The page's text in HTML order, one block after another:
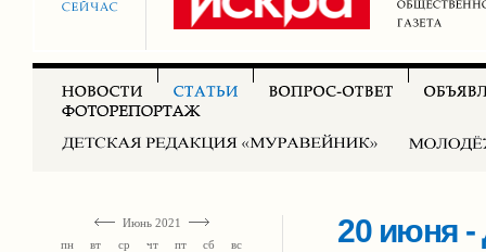
Июнь 2021
пн
вт ср чт пт сб вс 20 июня -